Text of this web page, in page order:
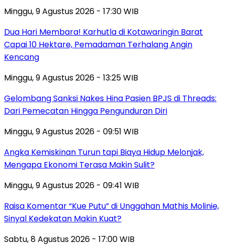
Minggu, 9 Agustus 2026 - 17:30 WIB
Dua Hari Membara! Karhutla di Kotawaringin Barat
Capai 10 Hektare, Pemadaman Terhalang Angin
Kencang
Minggu, 9 Agustus 2026 - 13:25 WIB
Gelombang Sanksi Nakes Hina Pasien BPJS di Threads:
Dari Pemecatan Hingga Pengunduran Diri
Minggu, 9 Agustus 2026 - 09:51 WIB
Angka Kemiskinan Turun tapi Biaya Hidup Melonjak,
Mengapa Ekonomi Terasa Makin Sulit?
Minggu, 9 Agustus 2026 - 09:41 WIB
Raisa Komentar “Kue Putu” di Unggahan Mathis Molinie,
Sinyal Kedekatan Makin Kuat?
Sabtu, 8 Agustus 2026 - 17:00 WIB